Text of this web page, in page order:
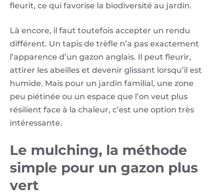
fleurit, ce qui favorise la biodiversité au jardin.
Là encore, il faut toutefois accepter un rendu
différent. Un tapis de trèfle n’a pas exactement
l’apparence d’un gazon anglais. Il peut fleurir,
attirer les abeilles et devenir glissant lorsqu’il est
humide. Mais pour un jardin familial, une zone
peu piétinée ou un espace que l’on veut plus
résilient face à la chaleur, c’est une option très
intéressante.
Le mulching, la méthode
simple pour un gazon plus
vert